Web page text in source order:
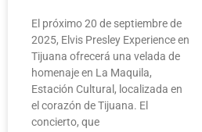
El próximo 20 de septiembre de
2025, Elvis Presley Experience en
Tijuana ofrecerá una velada de
homenaje en La Maquila,
Estación Cultural, localizada en
el corazón de Tijuana. El
concierto, que